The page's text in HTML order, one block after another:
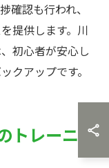
確認も行われ、
提供します。川
初心者が安心し
クアップです。
トレーニン